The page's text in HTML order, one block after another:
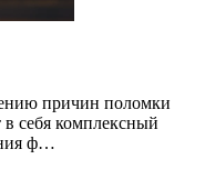
причин поломки
себя комплексный
ф…